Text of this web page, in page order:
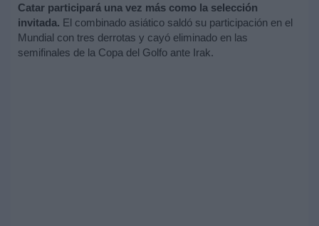
Catar participará una vez más como la selección
invitada. El combinado asiático saldó su participación en el
Mundial con tres derrotas y cayó eliminado en las
semifinales de la Copa del Golfo ante Irak.